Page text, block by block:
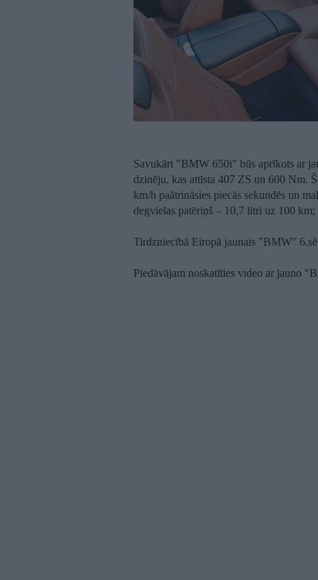
Savukārt "BMW 650i" būs aprīkots ar
dzinēju, kas attīsta 407 ZS un 600 Nm.
km/h paātrināsies piecās sekundēs un
degvielas patēriņš – 10,7 litri uz 100
Tirdzniecībā Eiropā jaunais "BMW"
Piedāvājam noskatīties video ar jauno